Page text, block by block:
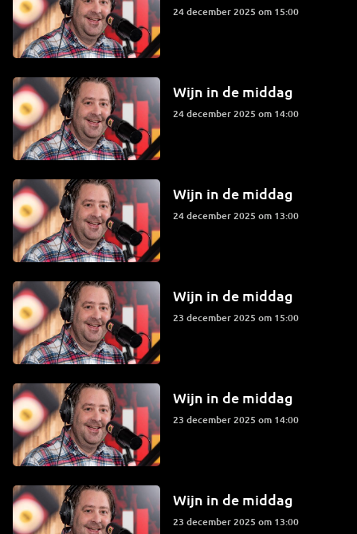
24 december 2025 om 15:00
Wijn in de middag
24 december 2025 om 14:00
Wijn in de middag
24 december 2025 om 13:00
Wijn in de middag
23 december 2025 om 15:00
Wijn in de middag
23 december 2025 om 14:00
Wijn in de middag
23 december 2025 om 13:00